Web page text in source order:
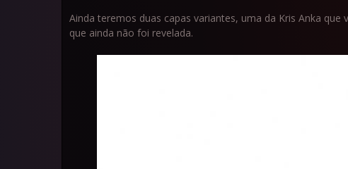
Ainda teremos duas capas variantes, uma da Kris Anka
que ainda não foi revelada.